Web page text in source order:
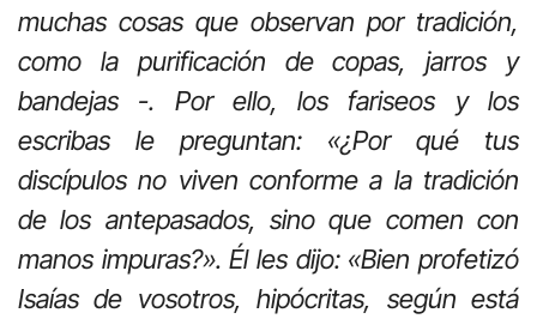
muchas cosas que observan por tradición,
como la purificación de copas, jarros y
bandejas -. Por ello, los fariseos y los
escribas le preguntan: «¿Por qué tus
discípulos no viven conforme a la tradición
de los antepasados, sino que comen con
manos impuras?». Él les dijo: «Bien profetizó
Isaías de vosotros, hipócritas, según está